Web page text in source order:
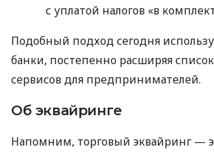
с уплатой налогов «в
Подобный подход сегодня
банки, постепенно расширяя
сервисов для предпринимателей.
Об эквайринге
Напомним, торговый эквайринг —